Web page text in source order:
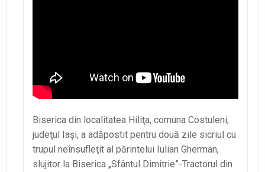
Biserica din localitatea Hiliţa, comuna Costuleni,
judeţul Iaşi, a adăpostit pentru două zile sicriul cu
trupul neînsufleţit al părintelui Iulian Gherman,
slujitor la Biserica „Sfântul Dimitrie”-Tractorul din